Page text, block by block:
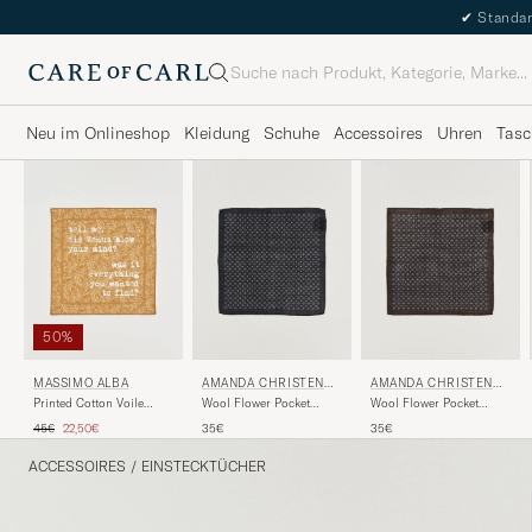
✔
Suche
Neu im Onlineshop Kleidung Schuhe Accessoires Uhren
50%
MASSIMO ALBA
Printed Cotton Voile
Regulärer Preis
45€ Reduzierter Preis
22,50€
AMANDA CHRISTENSE
N
Wool Flower Pocket
35€
AMANDA CHRISTENSE
N
Wool Flower Pocket
35€
ACCESSOIRES / EINSTECKTÜCHER